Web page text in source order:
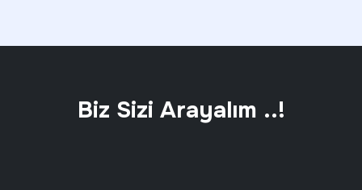
Biz Sizi Arayalım ..!